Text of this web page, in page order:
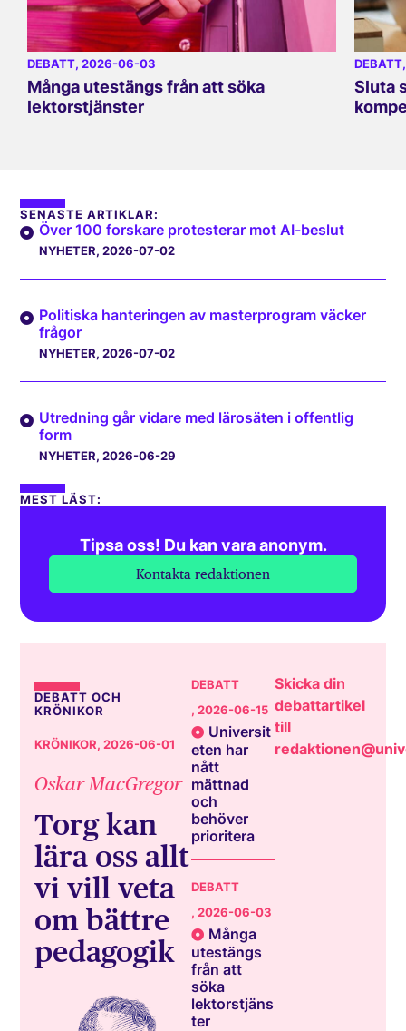
DEBATT, 2026-06-03
Många utestängs från att söka
lektorstjänster
DEBATT
Sluta
SENASTE ARTIKLAR:
Över 100 forskare protesterar mot AI-beslut
NYHETER, 2026-07-02
Politiska hanteringen av masterprogram väcker
frågor
NYHETER, 2026-07-02
Utredning går vidare med lärosäten i offentlig
form
NYHETER, 2026-06-29
MEST LÄST:
Tipsa oss! Du kan vara anonym.
Kontakta redaktionen
DEBATT OCH
KRÖNIKOR
KRÖNIKOR, 2026-06-01
Oskar MacGregor
Torg kan
lära oss allt
vi vill veta
om bättre
pedagogik
DEBATT
, 2026-06-15
Universit
eten har
nått
mättnad
och
behöver
prioritera
DEBATT
, 2026-06-03
Många
utestängs
från att
söka
lektorstjäns
ter
Skicka din
debattartikel
till